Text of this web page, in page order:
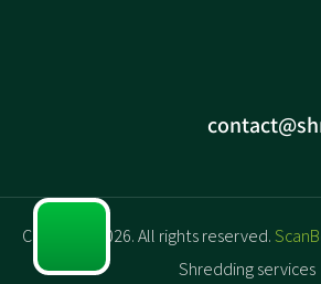
Shredding services